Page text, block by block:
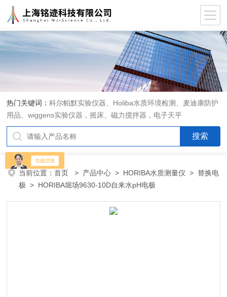
热门关键词：科尔帕默实验仪器、Holiba水质环境检测、麦迪康防护
用品、wiggens实验仪器，摇床、磁力搅拌器，电子天平
当前位置：首页 > 产品中心 > HORIBA水质测量仪 >替换电
极 > HORIBA堀场9630-10D自来水pH电极